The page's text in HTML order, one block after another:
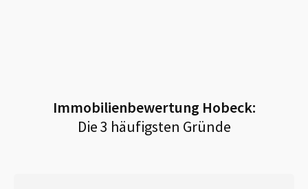
Immobilienbewertung Hobeck:
Die 3 häufigsten Gründe